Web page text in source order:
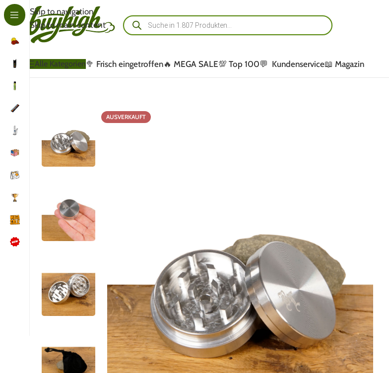
Skip to navigation
Skip to main content
NÜTZLICHES
Kundenbewertungen lesen
Schreib uns auf WhatsApp
Kundenservice kontaktieren
Alle Kategorien🥦 Frisch eingetroffen🔥 MEGA SALE💯 Top 100💬 Kundenservice📖 Magazin
AUSVERKAUFT